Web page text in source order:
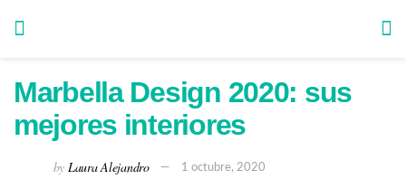
Marbella Design 2020: sus
mejores interiores
by Laura Alejandro 1 octubre, 2020